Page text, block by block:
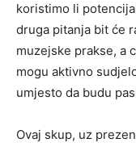
koristimo li
druga pitanja bit će
muzejske prakse, a
mogu aktivno
umjesto da budu
Ovaj skup, uz